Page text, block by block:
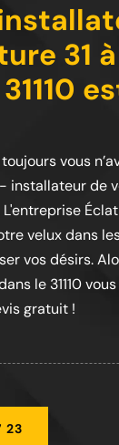
31 à
vous
installateur de
velux dans
vos désirs.
le 31110
gratuit !
23